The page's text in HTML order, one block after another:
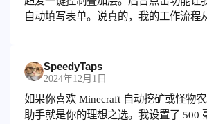
自动填写表单。说真的，我的工作流程
SpeedyTaps
2024年12月1日
如果你喜欢 Minecraft 自动挖矿或怪物
助手就是你的理想之选。我设置了 500